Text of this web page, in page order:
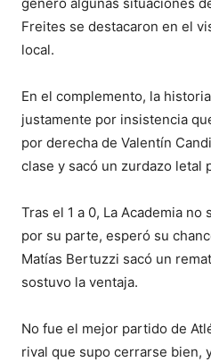
Freites se destacaron en el
local.
En el complemento, la
justamente por insistencia
por derecha de Valentín
clase y sacó un zurdazo letal
Tras el 1 a 0, La Academia
por su parte, esperó su
Matías Bertuzzi sacó un
sostuvo la ventaja.
No fue el mejor partido de
rival que supo cerrarse bien,